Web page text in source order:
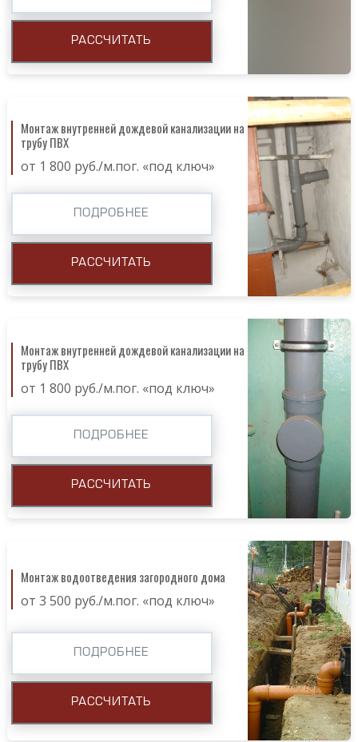
РАССЧИТАТЬ
Монтаж внутренней дождевой канализации на
трубу ПВХ
от 1 800 руб./м.пог. «под ключ»
ПОДРОБНЕЕ
РАССЧИТАТЬ
Монтаж внутренней дождевой канализации на
трубу ПВХ
от 1 800 руб./м.пог. «под ключ»
ПОДРОБНЕЕ
РАССЧИТАТЬ
Монтаж водоотведения загородного дома
от 3 500 руб./м.пог. «под ключ»
ПОДРОБНЕЕ
РАССЧИТАТЬ